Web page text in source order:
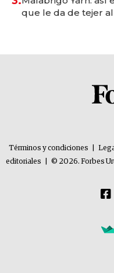
que le da de tejer
Términos y condiciones
editoriales
© 2026. Forbes